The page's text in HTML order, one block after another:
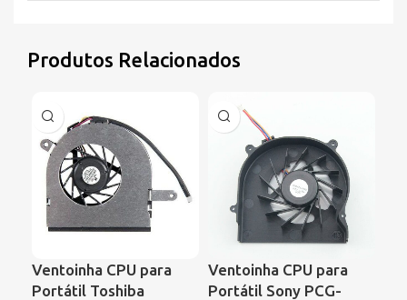
Produtos Relacionados
Ventoinha CPU para
Portátil Toshiba
Ventoinha CPU para
Portátil Sony PCG-